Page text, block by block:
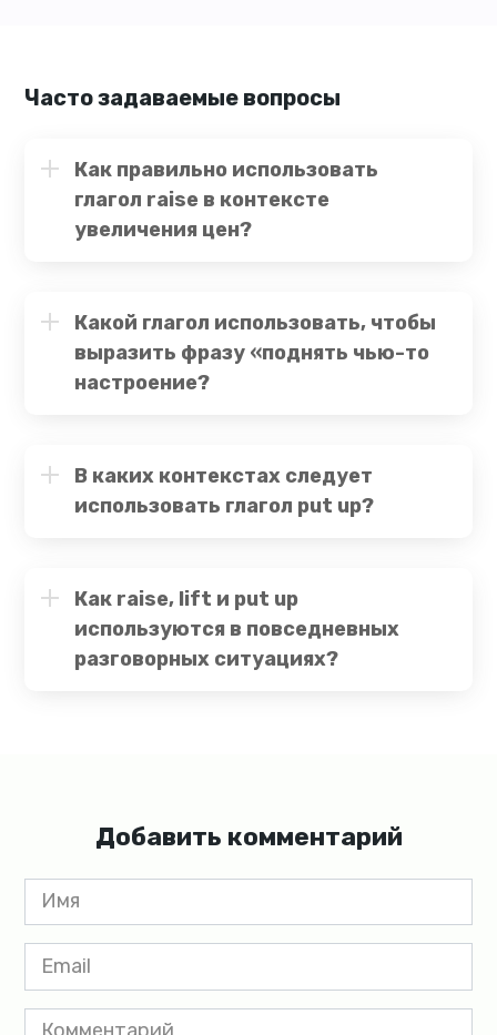
Часто задаваемые вопросы
Как правильно использовать
глагол raise в контексте
увеличения цен?
Какой глагол использовать, чтобы
выразить фразу «поднять чью-то
настроение?
В каких контекстах следует
использовать глагол put up?
Как raise, lift и put up
используются в повседневных
разговорных ситуациях?
Добавить комментарий
Имя
*
Email
*
Комментарий